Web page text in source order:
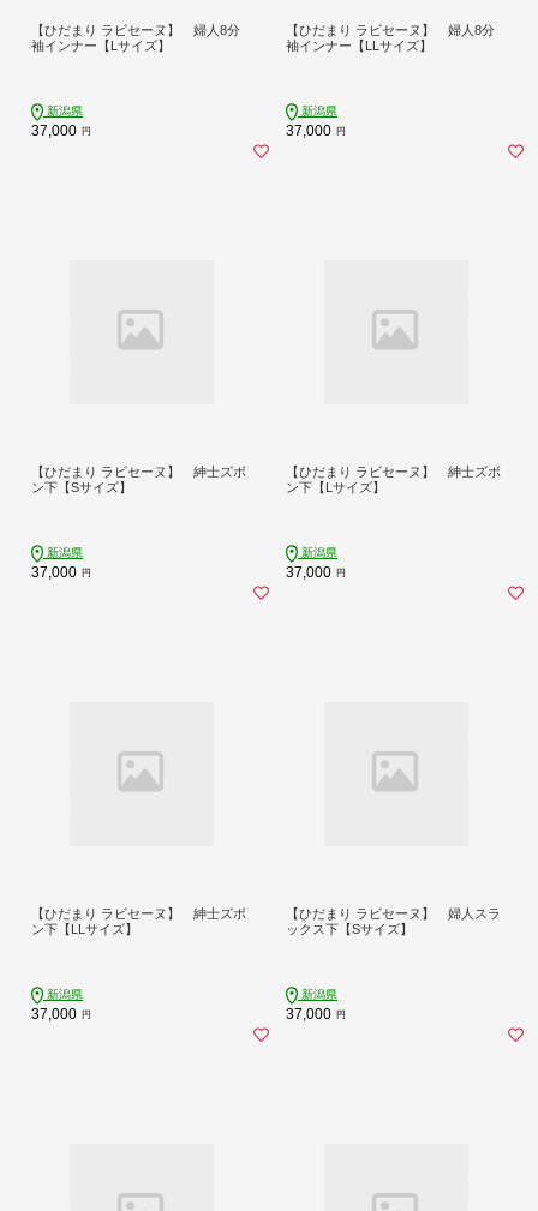
【ひだまり ラビセーヌ】 婦人8分
袖インナー【Lサイズ】
新潟県
37,000 円
【ひだまり ラビセーヌ】 婦人8分
袖インナー【LLサイズ】
新潟県
37,000 円
【ひだまり ラビセーヌ】 紳士ズボ
ン下【Sサイズ】
新潟県
37,000 円
【ひだまり ラビセーヌ】 紳士ズボ
ン下【Lサイズ】
新潟県
37,000 円
【ひだまり ラビセーヌ】 紳士ズボ
ン下【LLサイズ】
新潟県
37,000 円
【ひだまり ラビセーヌ】 婦人スラ
ックス下【Sサイズ】
新潟県
37,000 円